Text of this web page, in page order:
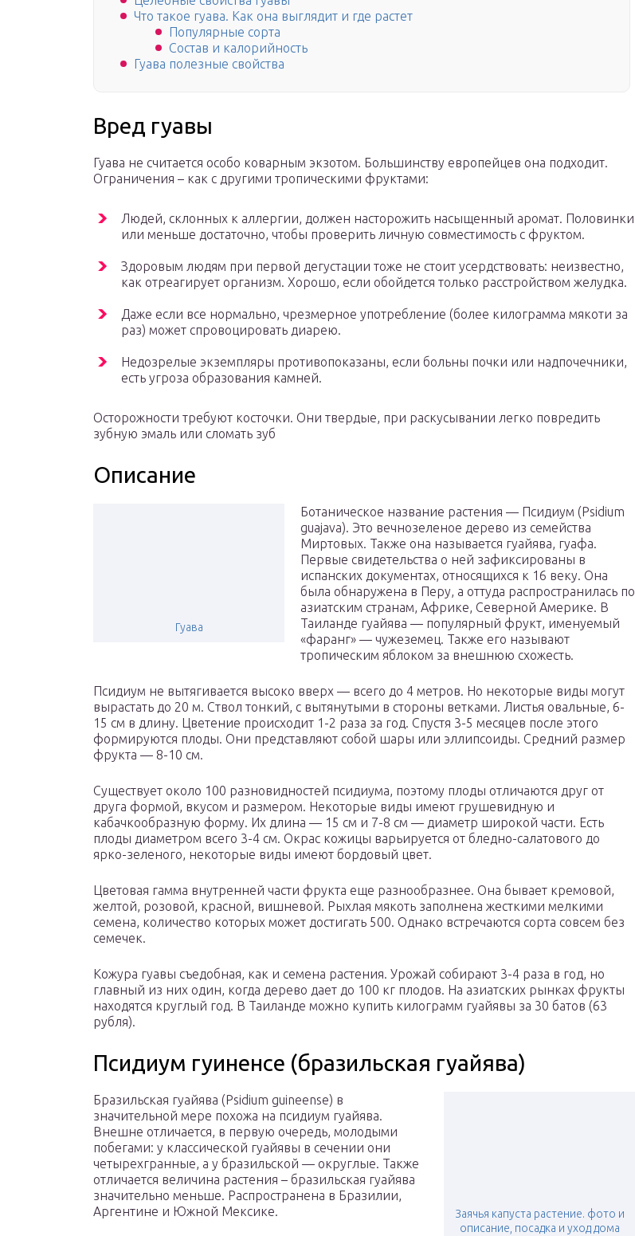
Что такое гуава. Как она выглядит и где растет
Популярные сорта
Состав и калорийность
Гуава полезные свойства
Вред гуавы
Гуава не считается особо коварным экзотом. Большинству европейцев она подходит.
Ограничения – как с другими тропическими фруктами:
Людей, склонных к аллергии, должен насторожить насыщенный аромат. Половинки
или меньше достаточно, чтобы проверить личную совместимость с фруктом.
Здоровым людям при первой дегустации тоже не стоит усердствовать: неизвестно,
как отреагирует организм. Хорошо, если обойдется только расстройством желудка.
Даже если все нормально, чрезмерное употребление (более килограмма мякоти за
раз) может спровоцировать диарею.
Недозрелые экземпляры противопоказаны, если больны почки или надпочечники,
есть угроза образования камней.
Осторожности требуют косточки. Они твердые, при раскусывании легко повредить
зубную эмаль или сломать зуб
Описание
Гуава
Ботаническое название растения — Псидиум (Psidium
guajava). Это вечнозеленое дерево из семейства
Миртовых. Также она называется гуайява, гуафа.
Первые свидетельства о ней зафиксированы в
испанских документах, относящихся к 16 веку. Она
была обнаружена в Перу, а оттуда распространилась по
азиатским странам, Африке, Северной Америке. В
Таиланде гуайява — популярный фрукт, именуемый
«фаранг» — чужеземец. Также его называют
тропическим яблоком за внешнюю схожесть.
Псидиум не вытягивается высоко вверх — всего до 4 метров. Но некоторые виды могут
вырастать до 20 м. Ствол тонкий, с вытянутыми в стороны ветками. Листья овальные, 6-
15 см в длину. Цветение происходит 1-2 раза за год. Спустя 3-5 месяцев после этого
формируются плоды. Они представляют собой шары или эллипсоиды. Средний размер
фрукта — 8-10 см.
Существует около 100 разновидностей псидиума, поэтому плоды отличаются друг от
друга формой, вкусом и размером. Некоторые виды имеют грушевидную и
кабачкообразную форму. Их длина — 15 см и 7-8 см — диаметр широкой части. Есть
плоды диаметром всего 3-4 см. Окрас кожицы варьируется от бледно-салатового до
ярко-зеленого, некоторые виды имеют бордовый цвет.
Цветовая гамма внутренней части фрукта еще разнообразнее. Она бывает кремовой,
желтой, розовой, красной, вишневой. Рыхлая мякоть заполнена жесткими мелкими
семена, количество которых может достигать 500. Однако встречаются сорта совсем без
семечек.
Кожура гуавы съедобная, как и семена растения. Урожай собирают 3-4 раза в год, но
главный из них один, когда дерево дает до 100 кг плодов. На азиатских рынках фрукты
находятся круглый год. В Таиланде можно купить килограмм гуайявы за 30 батов (63
рубля).
Псидиум гуиненсе (бразильская гуайява)
Заячья капуста растение. фото и
описание, посадка и уход дома
Бразильская гуайява (Psidium guineense) в
значительной мере похожа на псидиум гуайява.
Внешне отличается, в первую очередь, молодыми
побегами: у классической гуайявы в сечении они
четырехгранные, а у бразильской — округлые. Также
отличается величина растения – бразильская гуайява
значительно меньше. Распространена в Бразилии,
Аргентине и Южной Мексике.